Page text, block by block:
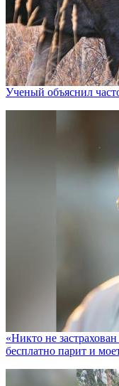
Ученый объяснил
«Никто не
бесплатно парит и